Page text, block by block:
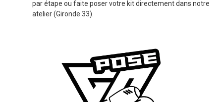
par étape ou faite poser votre kit directement dans notre
atelier (Gironde 33).